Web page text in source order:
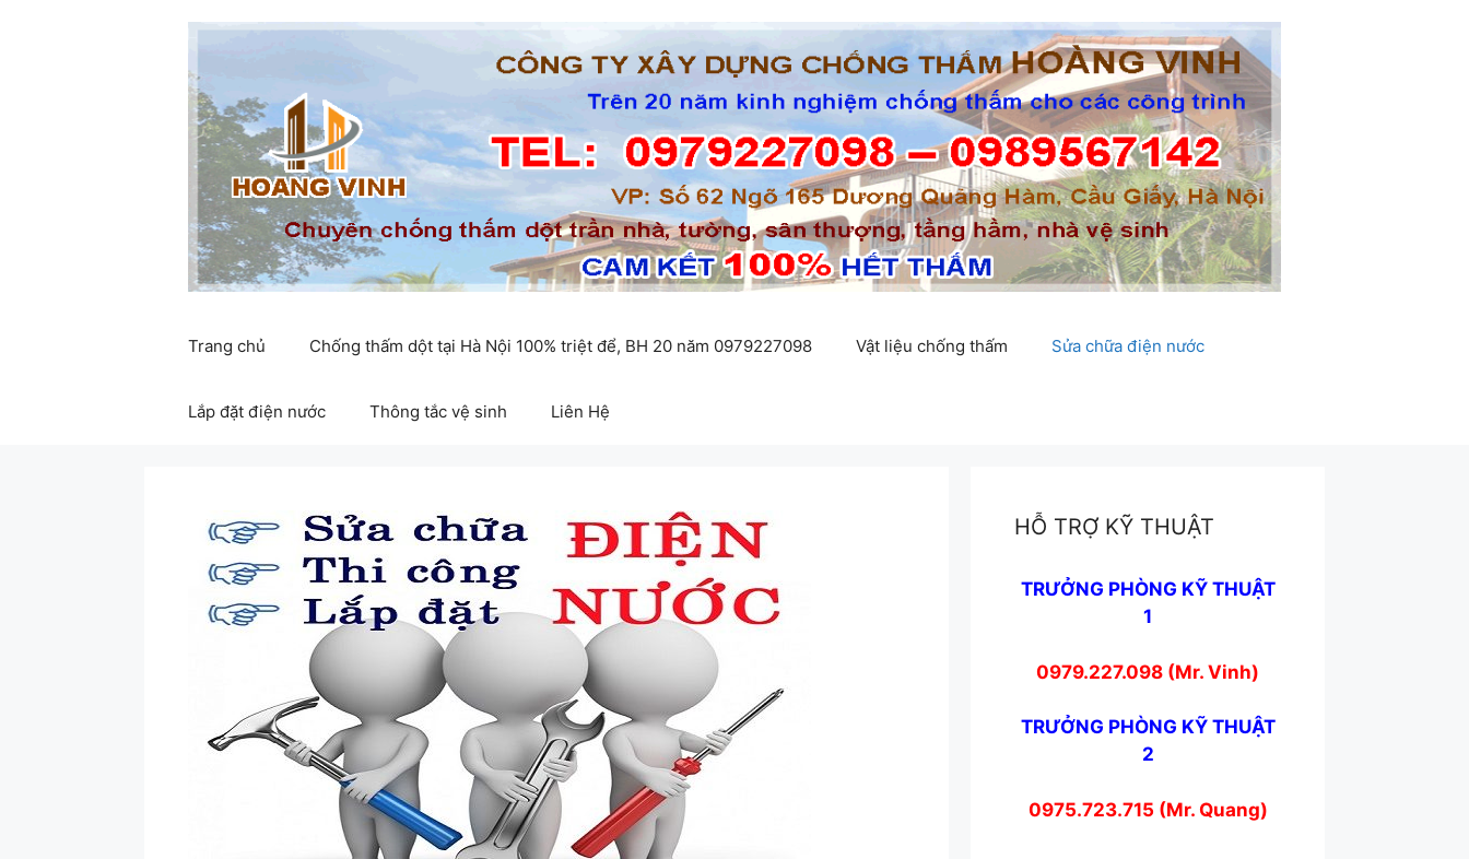
Trang chủ Chống thấm dột tại Hà Nội 100% triệt để, BH 20 năm 0979227098 Vật liệu chống thấm Sửa chữa điện nước
Lắp đặt điện nước Thông tắc vệ sinh Liên Hệ
HỖ TRỢ KỸ THUẬT
TRƯỞNG PHÒNG KỸ THUẬT
1
0979.227.098 (Mr. Vinh)
TRƯỞNG PHÒNG KỸ THUẬT
2
0975.723.715 (Mr. Quang)